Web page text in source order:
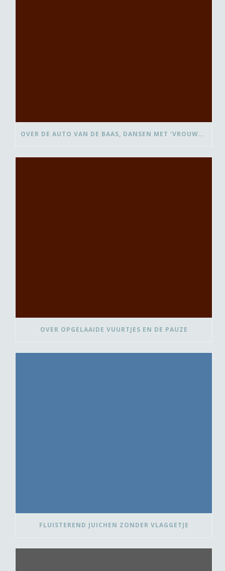
OVER DE AUTO VAN DE BAAS, DANSEN MET ‘VROUWEN VAN’ EN BEDANK-BLOMMEN
OVER OPGELAAIDE VUURTJES EN DE PAUZE
FLUISTEREND JUICHEN ZONDER VLAGGETJE